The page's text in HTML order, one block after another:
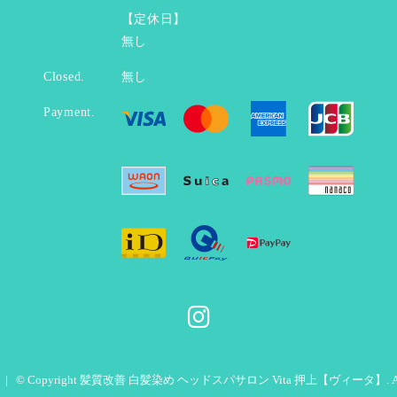
【定休日】
無し
Closed. 無し
Payment.
© Copyright 髪質改善 白髪染め ヘッドスパサロン Vita 押上【ヴィータ】.